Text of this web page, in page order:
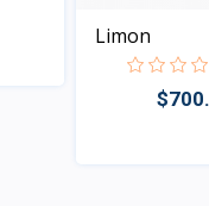
Limon